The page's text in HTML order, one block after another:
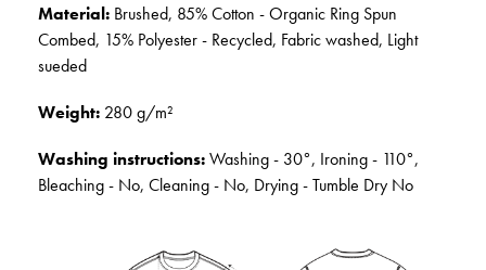
Material: Brushed, 85% Cotton - Organic Ring Spun
Combed, 15% Polyester - Recycled, Fabric washed, Light
sueded
Weight: 280 g/m²
Washing instructions:Washing - 30°, Ironing - 110°,
Bleaching - No, Cleaning - No, Drying - Tumble Dry No